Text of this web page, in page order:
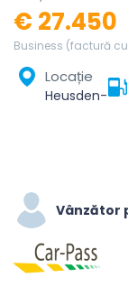
€ 27.450
Business (factură
Locație
Heusden-
Vânzător